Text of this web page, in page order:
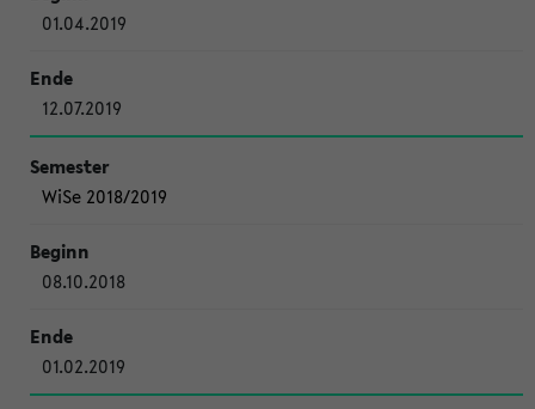
01.04.2019
12.07.2019
WiSe 2018/2019
08.10.2018
01.02.2019